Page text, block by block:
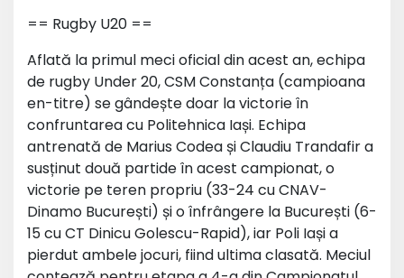
== Rugby U20 ==
Aflată la primul meci oficial din acest an, echipa
de rugby Under 20, CSM Constanța (campioana
en-titre) se gândește doar la victorie în
confruntarea cu Politehnica Iași. Echipa
antrenată de Marius Codea și Claudiu Trandafir a
susținut două partide în acest campionat, o
victorie pe teren propriu (33-24 cu CNAV-
Dinamo București) și o înfrângere la București (6-
15 cu CT Dinicu Golescu-Rapid), iar Poli Iași a
pierdut ambele jocuri, fiind ultima clasată. Meciul